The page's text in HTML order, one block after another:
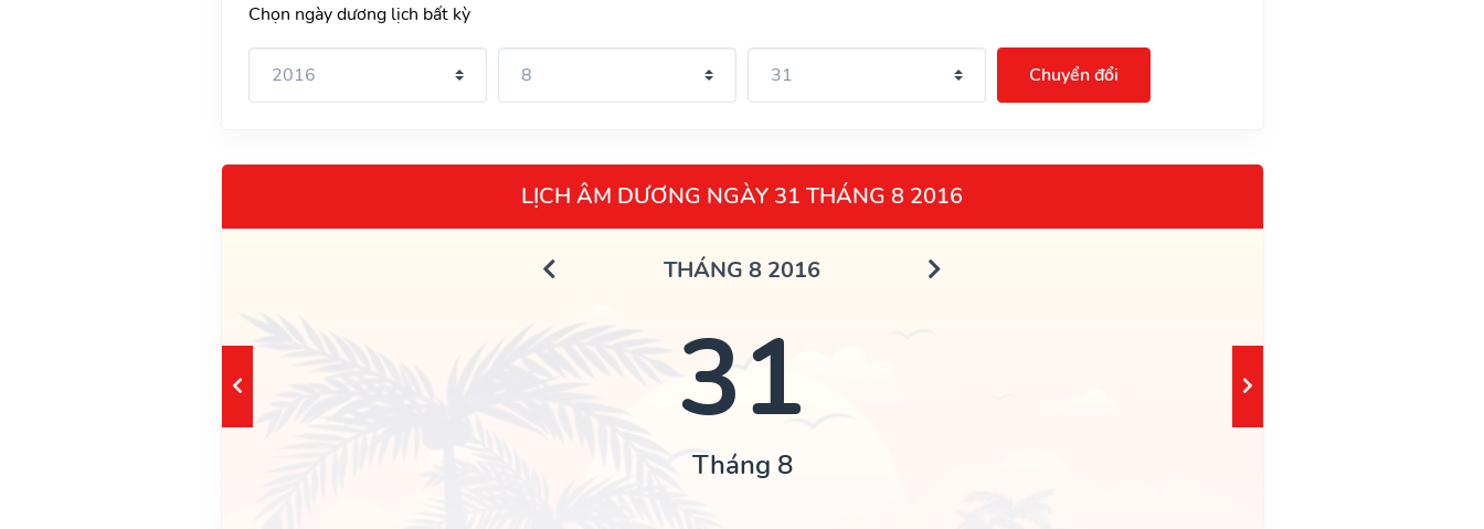
Chọn ngày dương lịch bất kỳ
Chuyển đổi
LỊCH ÂM DƯƠNG NGÀY 31 THÁNG 8 2016
THÁNG 8 2016
31
Tháng 8